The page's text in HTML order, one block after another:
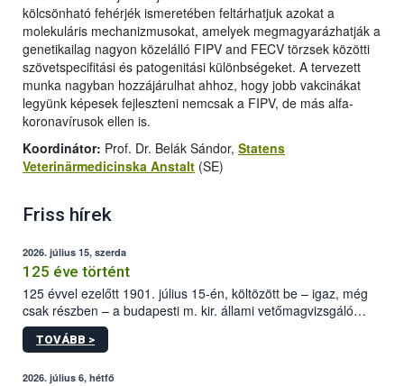
kölcsönható fehérjék ismeretében feltárhatjuk azokat a
molekuláris mechanizmusokat, amelyek megmagyarázhatják a
genetikailag nagyon közelálló FIPV and FECV törzsek közötti
szövetspecifitási és patogenitási különbségeket. A tervezett
munka nagyban hozzájárulhat ahhoz, hogy jobb vakcinákat
legyünk képesek fejleszteni nemcsak a FIPV, de más alfa-
koronavírusok ellen is.
Koordinátor: Prof. Dr. Belák Sándor, Statens
Veterinärmedicinska Anstalt (SE)
Friss hírek
2026. július 15, szerda
125 éve történt
125 évvel ezelőtt 1901. július 15-én, költözött be – igaz, még
csak részben – a budapesti m. kir. állami vetőmagvizsgáló
állomás a Kis Rókus utca 15. szám alatti, Czigler Győző által
tervezett új épületébe.
TOVÁBB >
2026. július 6, hétfő